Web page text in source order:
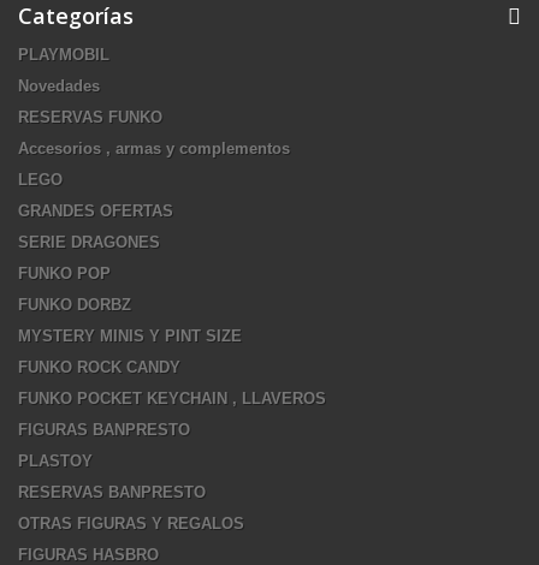
Categorías
PLAYMOBIL
Novedades
RESERVAS FUNKO
Accesorios , armas y complementos
LEGO
GRANDES OFERTAS
SERIE DRAGONES
FUNKO POP
FUNKO DORBZ
MYSTERY MINIS Y PINT SIZE
FUNKO ROCK CANDY
FUNKO POCKET KEYCHAIN , LLAVEROS
FIGURAS BANPRESTO
PLASTOY
RESERVAS BANPRESTO
OTRAS FIGURAS Y REGALOS
FIGURAS HASBRO